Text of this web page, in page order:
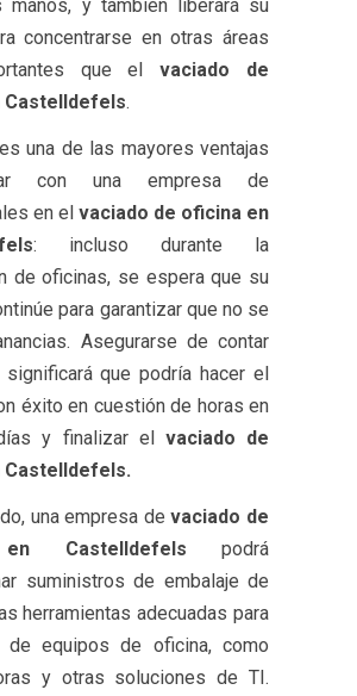
manos, y también liberará su
concentrarse en otras áreas
que elvaciado de
Castelldefels.
una de las mayores ventajas
con una empresa de
en el vaciado de oficina en
: incluso durante la
de oficinas, se espera que su
para garantizar que no se
Asegurarse de contar
significará que podría hacer el
éxito en cuestión de horas en
y finalizar el vaciado de
Castelldefels.
una empresa devaciado de
Castelldefels podrá
suministros de embalaje de
herramientas adecuadas para
de equipos de oficina, como
y otras soluciones de TI.